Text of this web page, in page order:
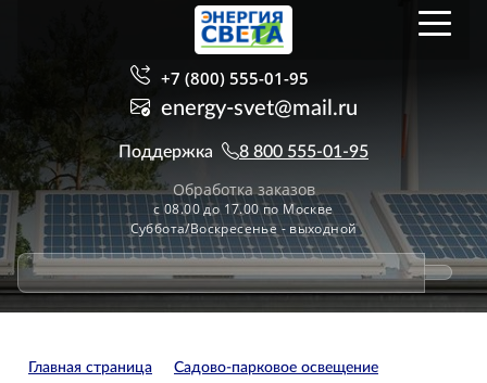
+7 (800) 555-01-95
energy-svet@mail.ru
Поддержка 8 800 555-01-95
Обработка заказов
с 08.00 до 17.00 по Москве
Суббота/Воскресенье - выходной
Главная страница
Садово-парковое освещение